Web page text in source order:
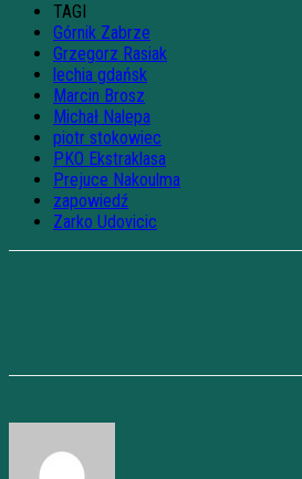
TAGI
Górnik Zabrze
Grzegorz Rasiak
lechia gdańsk
Marcin Brosz
Michał Nalepa
piotr stokowiec
PKO Ekstraklasa
Prejuce Nakoulma
zapowiedź
Zarko Udovicic